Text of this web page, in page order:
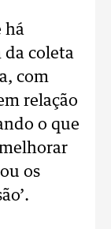
há
da coleta
com
relação
o que
os